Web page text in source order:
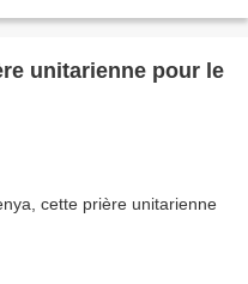
unitarienne pour le